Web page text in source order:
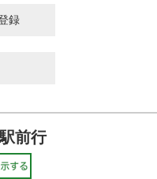
録
前行